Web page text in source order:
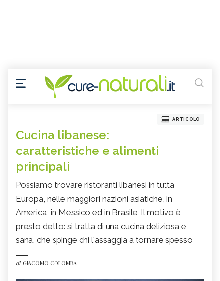
ARTICOLO
Cucina libanese:
caratteristiche e alimenti
principali
Possiamo trovare ristoranti libanesi in tutta
Europa, nelle maggiori nazioni asiatiche, in
America, in Messico ed in Brasile. Il motivo è
presto detto: si tratta di una cucina deliziosa e
sana, che spinge chi l'assaggia a tornare spesso.
di GIACOMO COLOMBA